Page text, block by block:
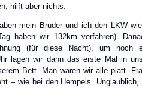
hilft aber nichts.
mein Bruder und ich den LKW
haben wir 132km verfahren).
(für diese Nacht), um noch
lagen wir dann das erste Mal in
Bett. Man waren wir alle platt.
– wie bei den Hempels.